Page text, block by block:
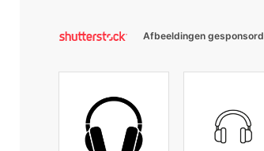
Afbeeldingen gesponsord